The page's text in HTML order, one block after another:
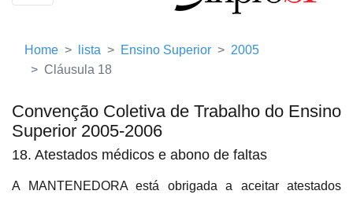
Home lista Ensino Superior
2005
Cláusula 18
Convenção Coletiva de Trabalho do Ensino
Superior 2005-2006
18. Atestados médicos e abono de faltas
A MANTENEDORA está obrigada a aceitar atestados